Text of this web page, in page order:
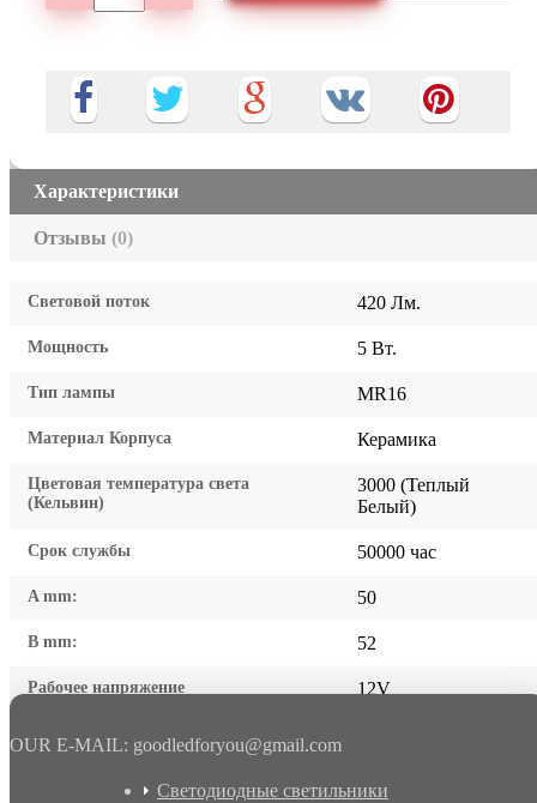
Характеристики
Отзывы (0)
Световой поток 420 Лм.
Мощность 5 Вт.
Тип лампы MR16
Материал Корпуса Керамика
Цветовая температура света
(Кельвин)
3000 (Теплый
Белый)
Срок службы 50000 час
A mm: 50
B mm: 52
Рабочее напряжение 12V
OUR E-MAIL: goodledforyou@gmail.cоm
Светодиодные светильники